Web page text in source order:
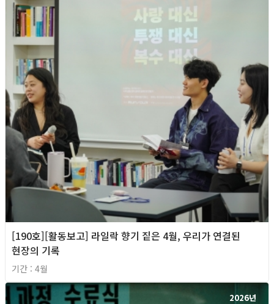
[190호][활동보고] 라일락 향기 짙은 4월, 우리가 연결된
현장의 기록
기간 : 4월
2026년